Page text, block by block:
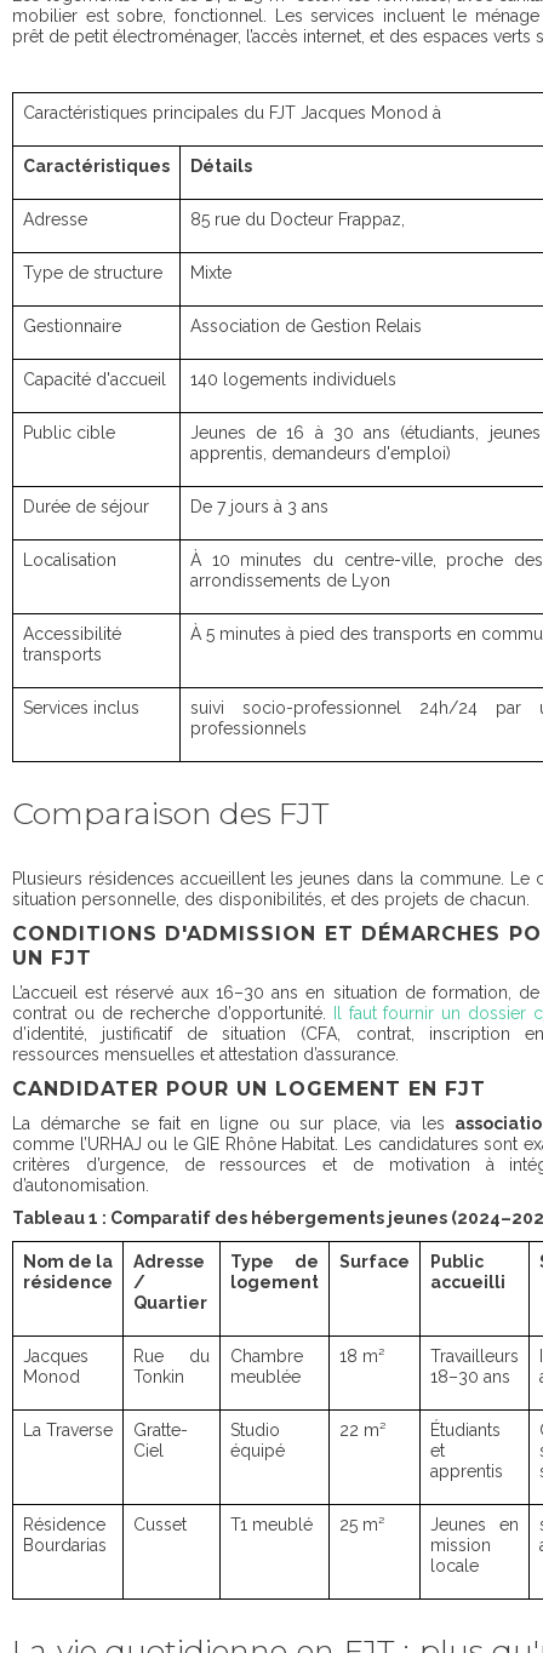
mobilier est sobre, fonctionnel. Les services incluent le
prêt de petit électroménager, l’accès internet, et des espaces verts
Caractéristiques principales du FJT Jacques Monod à
Caractéristiques Détails
Adresse 85 rue du Docteur Frappaz,
Type de structure Mixte
Gestionnaire Association de Gestion Relais
Capacité d'accueil 140 logements individuels
Public cible
Jeunes de 16 à 30 ans (étudiants, jeunes
apprentis, demandeurs d'emploi)
Durée de séjour De 7 jours à 3 ans
Localisation
À 10 minutes du centre-ville, proche
arrondissements de Lyon
Accessibilité
transports
À 5 minutes à pied des transports en
Services inclus
suivi socio-professionnel 24h/24 par
professionnels
Comparaison des FJT
Plusieurs résidences accueillent les jeunes dans la commune. Le
situation personnelle, des disponibilités, et des projets de chacun.
CONDITIONS D'ADMISSION ET DÉMARCHES
UN FJT
L’accueil est réservé aux 16–30 ans en situation de formation,
contrat ou de recherche d’opportunité.
Il faut fournir un dossier
d’identité, justificatif de situation (CFA, contrat, inscription
ressources mensuelles et attestation d’assurance.
CANDIDATER POUR UN LOGEMENT EN FJT
La démarche se fait en ligne ou sur place, via les
comme l’URHAJ ou le GIE Rhône Habitat. Les candidatures sont
critères d’urgence, de ressources et de motivation à
d’autonomisation.
Tableau 1 : Comparatif des hébergements jeunes
Nom de la
résidence
Adresse
/
Quartier
Type de
logement
Surface
Public
accueilli
Jacques
Monod
Rue du
Tonkin
Chambre
meublée
18 m²
Travailleurs
18–30 ans
La Traverse
Gratte-
Ciel
Studio
équipé
22 m²
Étudiants
et
apprentis
Résidence
Bourdarias
Cusset T1 meublé 25 m²
Jeunes en
mission
locale